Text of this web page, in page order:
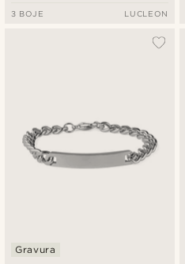
3 BOJE LUCLEON
Gravura